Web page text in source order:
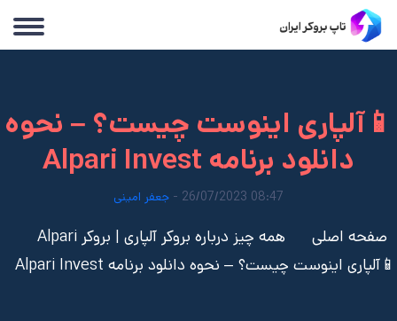
📱آلپاری اینوست چیست؟ – نحوه
دانلود برنامه Alpari Invest
08:47 26/07/2023 - جعفر امینی
صفحه اصلی
همه چیز درباره بروکر آلپاری | بروکر Alpari
📱آلپاری اینوست چیست؟ – نحوه دانلود برنامه Alpari Invest